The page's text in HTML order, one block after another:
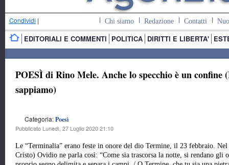
Condividi | Chi siamo Redazione Contatti
EDITORIALI E COMMENTI POLITICA DIRITTI E LIBERTA'
POESÌ di Rino Mele. Anche lo specchio è un confine
sappiamo)
Categoria:Poesì
Pubblicato Lunedì, 27 Luglio 2020 21:10
Le “Terminalia” erano feste in onore del dio Termine, il 23 febbraio.
Cristo) Ovidio ne parla così: “Come sia trascorsa la notte, si rendano gli